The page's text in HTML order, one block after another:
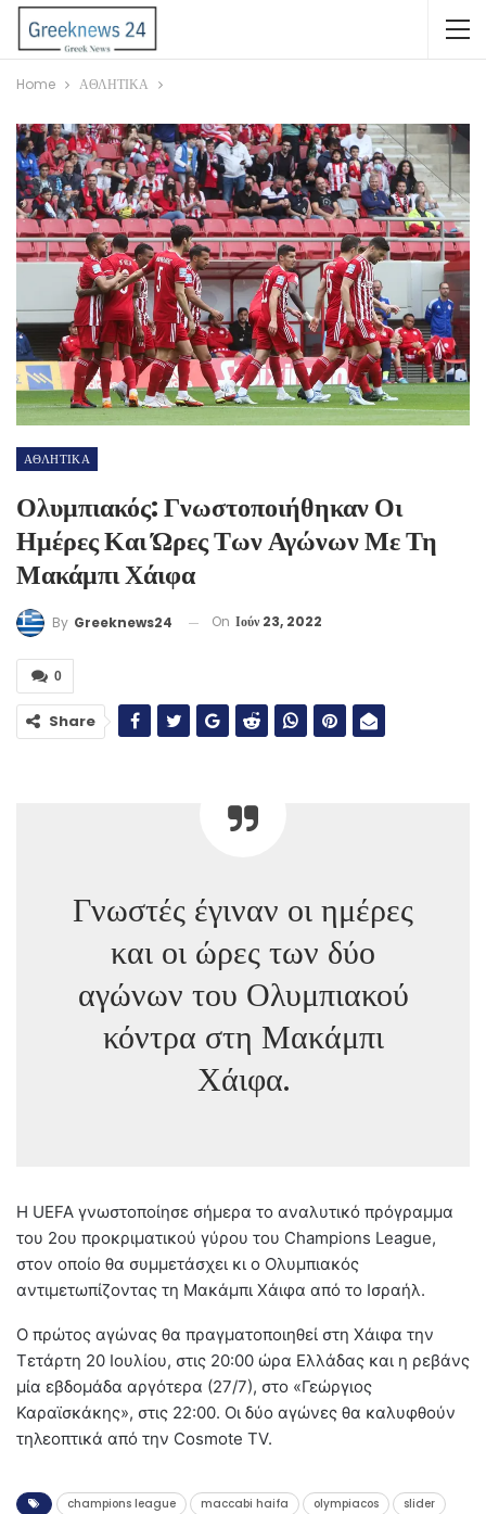
Home ΑΘΛΗΤΙΚΑ
ΑΘΛΗΤΙΚΑ
Ολυμπιακός: Γνωστοποιήθηκαν Οι
Ημέρες Και Ώρες Των Αγώνων Με Τη
Μακάμπι Χάιφα
By Greeknews24 On Ιούν 23, 2022
0
Share
Γνωστές έγιναν οι ημέρες
και οι ώρες των δύο
αγώνων του Ολυμπιακού
κόντρα στη Μακάμπι
Χάιφα.
Η UEFA γνωστοποίησε σήμερα το αναλυτικό πρόγραμμα
του 2ου προκριματικού γύρου του Champions League,
στον οποίο θα συμμετάσχει κι ο Ολυμπιακός
αντιμετωπίζοντας τη Μακάμπι Χάιφα από το Ισραήλ.
Ο πρώτος αγώνας θα πραγματοποιηθεί στη Χάιφα την
Τετάρτη 20 Ιουλίου, στις 20:00 ώρα Ελλάδας και η ρεβάνς
μία εβδομάδα αργότερα (27/7), στο «Γεώργιος
Καραϊσκάκης», στις 22:00. Οι δύο αγώνες θα καλυφθούν
τηλεοπτικά από την Cosmote TV.
champions league maccabi haifa olympiacos
slider